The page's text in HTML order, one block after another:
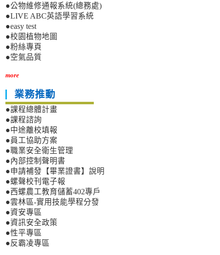
●公物維修通報系統(總務處)
●LIVE ABC英語學習系統
●easy test
●校園植物地圖
●粉絲專頁
●空氣品質
more
業務推動
●課程總體計畫
●課程諮詢
●中途離校填報
●員工協助方案
●職業安全衛生管理
●內部控制聲明書
●申請補發【畢業證書】說明
●螺聲校刊電子報
●西螺農工教育儲蓄402專戶
●雲林區-實用技能學程分發
●資安專區
●資訊安全政策
●性平專區
●反霸凌專區